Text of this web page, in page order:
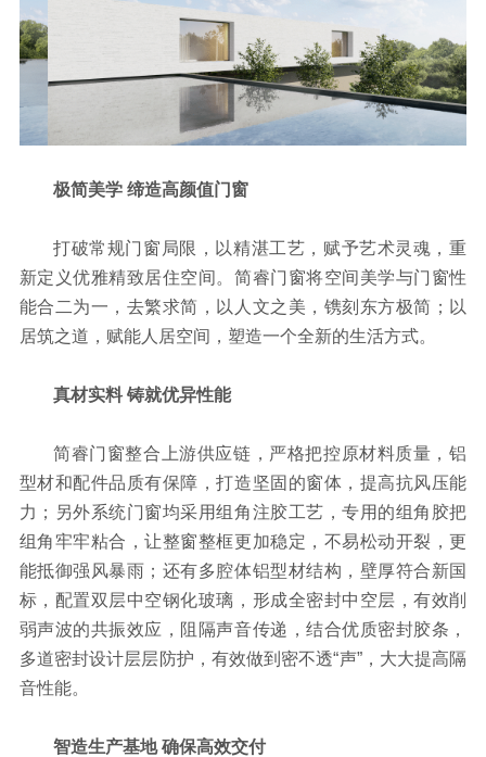
极简美学 缔造高颜值门窗
打破常规门窗局限，以精湛工艺，赋予艺术灵魂，重
新定义优雅精致居住空间。简睿门窗将空间美学与门窗性
能合二为一，去繁求简，以人文之美，镌刻东方极简；以
居筑之道，赋能人居空间，塑造一个全新的生活方式。
真材实料 铸就优异性能
简睿门窗整合上游供应链，严格把控原材料质量，铝
型材和配件品质有保障，打造坚固的窗体，提高抗风压能
力；另外系统门窗均采用组角注胶工艺，专用的组角胶把
组角牢牢粘合，让整窗整框更加稳定，不易松动开裂，更
能抵御强风暴雨；还有多腔体铝型材结构，壁厚符合新国
标，配置双层中空钢化玻璃，形成全密封中空层，有效削
弱声波的共振效应，阻隔声音传递，结合优质密封胶条，
多道密封设计层层防护，有效做到密不透“声”，大大提高隔
音性能。
智造生产基地确保高效交付